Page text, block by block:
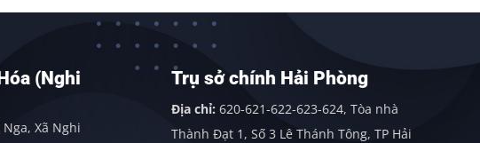
(Nghi
Xã Nghi
Trụ sở chính Hải Phòng
Địa chỉ:620-621-622-623-624, Tòa nhà
Thành Đạt 1, Số 3 Lê Thánh Tông, TP Hải